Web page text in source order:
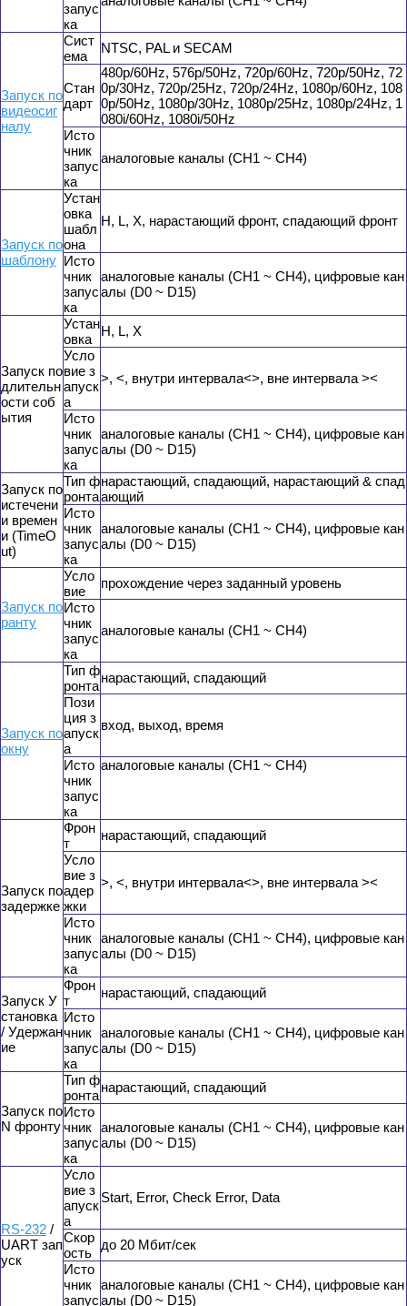
запус
ка
Запуск по
видеосиг
налу
Сист
ема
NTSC, PAL и SECAM
Стан
дарт
480p/60Hz, 576p/50Hz, 720p/60Hz, 720p/50Hz, 72
0p/30Hz, 720p/25Hz, 720p/24Hz, 1080p/60Hz, 108
0p/50Hz, 1080p/30Hz, 1080p/25Hz, 1080p/24Hz, 1
080i/60Hz, 1080i/50Hz
Исто
чник
запус
ка
аналоговые каналы (CH1 ~ CH4)
Запуск по
шаблону
Устан
овка
шабл
она
H, L, X, нарастающий фронт, спадающий фронт
Исто
чник
запус
ка
аналоговые каналы (CH1 ~ CH4), цифровые кан
алы (D0 ~ D15)
Запуск по
длительн
ости соб
ытия
Устан
овка
H, L, X
Усло
вие з
апуск
а
>, <, внутри интервала<>, вне интервала ><
Исто
чник
запус
ка
аналоговые каналы (CH1 ~ CH4), цифровые кан
алы (D0 ~ D15)
Запуск по
истечени
и времен
и (TimeO
ut)
Тип ф
ронта
нарастающий, спадающий, нарастающий & спад
ающий
Исто
чник
запус
ка
аналоговые каналы (CH1 ~ CH4), цифровые кан
алы (D0 ~ D15)
Запуск по
ранту
Усло
вие
прохождение через заданный уровень
Исто
чник
запус
ка
аналоговые каналы (CH1 ~ CH4)
Запуск по
окну
Тип ф
ронта
нарастающий, спадающий
Пози
ция з
апуск
а
вход, выход, время
Исто
чник
запус
ка
аналоговые каналы (CH1 ~ CH4)
Запуск по
задержке
Фрон
т
нарастающий, спадающий
Усло
вие з
адер
жки
>, <, внутри интервала<>, вне интервала ><
Исто
чник
запус
ка
аналоговые каналы (CH1 ~ CH4), цифровые кан
алы (D0 ~ D15)
Запуск У
становка
/ Удержан
ие
Фрон
т
нарастающий, спадающий
Исто
чник
запус
ка
аналоговые каналы (CH1 ~ CH4), цифровые кан
алы (D0 ~ D15)
Запуск по
N фронту
Тип ф
ронта
нарастающий, спадающий
Исто
чник
запус
ка
аналоговые каналы (CH1 ~ CH4), цифровые кан
алы (D0 ~ D15)
RS-232 /
UART зап
уск
Усло
вие з
апуск
а
Start, Error, Check Error, Data
Скор
ость
до 20 Мбит/сек
Исто
чник
запус
аналоговые каналы (CH1 ~ CH4), цифровые кан
алы (D0 ~ D15)